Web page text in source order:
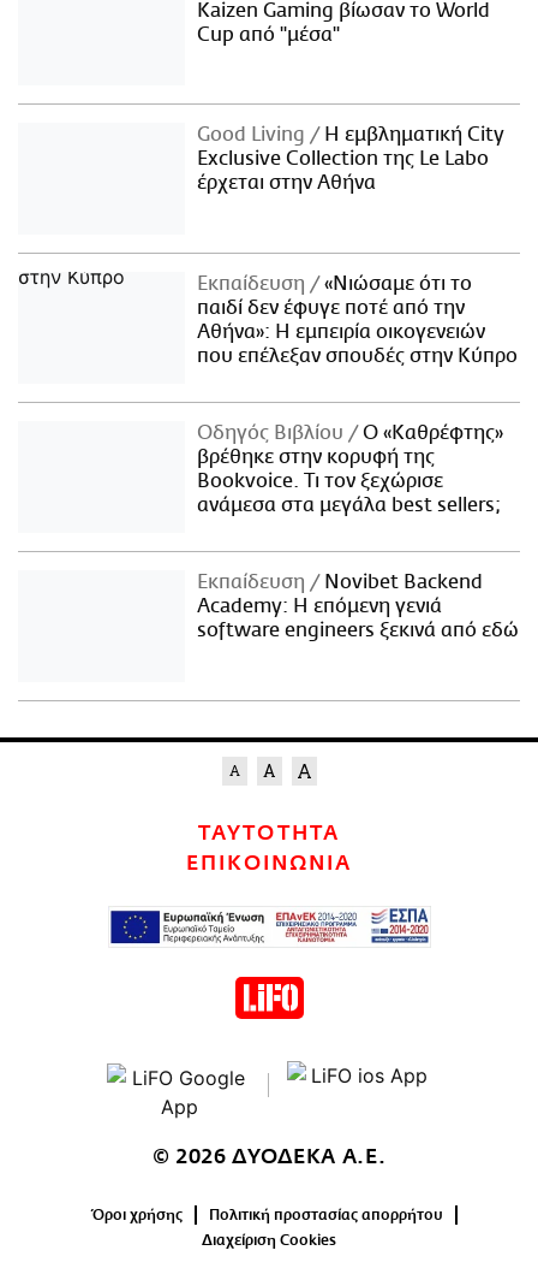
Kaizen Gaming βίωσαν το World
Cup από "μέσα"
Good Living
Η εμβληματική City
Exclusive Collection της Le Labo
έρχεται στην Αθήνα
Εκπαίδευση
«Νιώσαμε ότι το
παιδί δεν έφυγε ποτέ από την
Αθήνα»: Η εμπειρία οικογενειών
που επέλεξαν σπουδές στην Κύπρο
Οδηγός Βιβλίου
Ο «Καθρέφτης»
βρέθηκε στην κορυφή της
Bookvoice. Τι τον ξεχώρισε
ανάμεσα στα μεγάλα best sellers;
Εκπαίδευση
Novibet Backend
Academy: Η επόμενη γενιά
software engineers ξεκινά από εδώ
ΤΑΥΤΟΤΗΤΑ
ΕΠΙΚΟΙΝΩΝΙΑ
© 2026 ΔΥΟΔΕΚΑ Α.Ε.
Όροι χρήσης
Πολιτική προστασίας απορρήτου
Διαχείριση Cookies